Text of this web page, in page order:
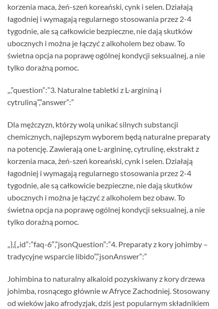
korzenia maca, żeń-szeń koreański, cynk i selen. Działają
łagodniej i wymagają regularnego stosowania przez 2-4
tygodnie, ale są całkowicie bezpieczne, nie dają skutków
ubocznych i można je łączyć z alkoholem bez obaw. To
świetna opcja na poprawę ogólnej kondycji seksualnej, a nie
tylko doraźną pomoc.
„,”question”:”3. Naturalne tabletki z L-argininą i
cytruliną”,”answer”:”
Dla mężczyzn, którzy wolą unikać silnych substancji
chemicznych, najlepszym wyborem będą naturalne preparaty
na potencję. Zawierają one L-argininę, cytrulinę, ekstrakt z
korzenia maca, żeń-szeń koreański, cynk i selen. Działają
łagodniej i wymagają regularnego stosowania przez 2-4
tygodnie, ale są całkowicie bezpieczne, nie dają skutków
ubocznych i można je łączyć z alkoholem bez obaw. To
świetna opcja na poprawę ogólnej kondycji seksualnej, a nie
tylko doraźną pomoc.
„},{„id”:”faq-6″,”jsonQuestion”:”4. Preparaty z kory johimby –
tradycyjne wsparcie libido”,”jsonAnswer”:”
Johimbina to naturalny alkaloid pozyskiwany z kory drzewa
johimba, rosnącego głównie w Afryce Zachodniej. Stosowany
od wieków jako afrodyzjak, dziś jest popularnym składnikiem